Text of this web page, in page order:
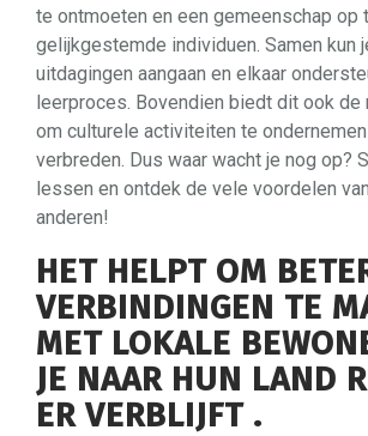
te ontmoeten en een gemeenschap op
gelijkgestemde individuen. Samen kun
uitdagingen aangaan en elkaar
leerproces. Bovendien biedt dit ook de
om culturele activiteiten te
verbreden. Dus waar wacht je nog op?
lessen en ontdek de vele voordelen
anderen!
HET HELPT OM
VERBINDINGEN TE
MET LOKALE
JE NAAR HUN LAND
ER VERBLIJFT .